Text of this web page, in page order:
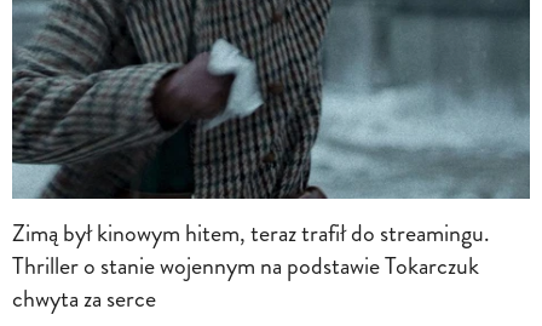
Zimą był kinowym hitem, teraz trafił do streamingu.
Thriller o stanie wojennym na podstawie Tokarczuk
chwyta za serce